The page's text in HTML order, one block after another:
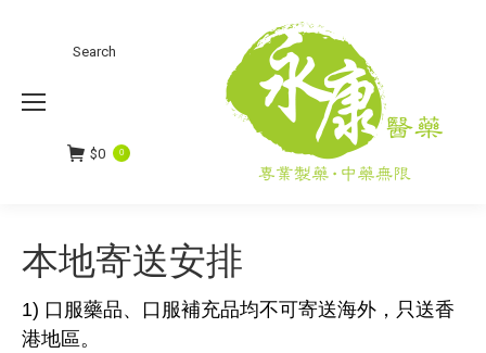
Search:
Search
$0 0
本地寄送安排
1) 口服藥品、口服補充品均不可寄送海外，只送香
港地區。